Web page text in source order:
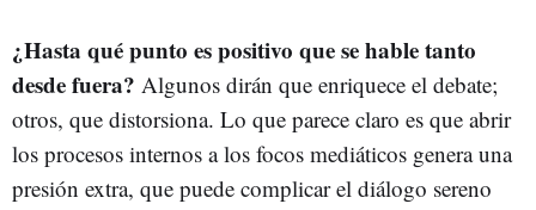
¿Hasta qué punto es positivo que se hable tanto
desde fuera? Algunos dirán que enriquece el debate;
otros, que distorsiona. Lo que parece claro es que abrir
los procesos internos a los focos mediáticos genera una
presión extra, que puede complicar el diálogo sereno